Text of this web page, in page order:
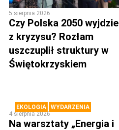
5 sierpnia 2026
Czy Polska 2050 wyjdzie
z kryzysu? Rozłam
uszczuplił struktury w
Świętokrzyskiem
EKOLOGIA
WYDARZENIA
4 sierpnia 2026
Na warsztaty „Energia i